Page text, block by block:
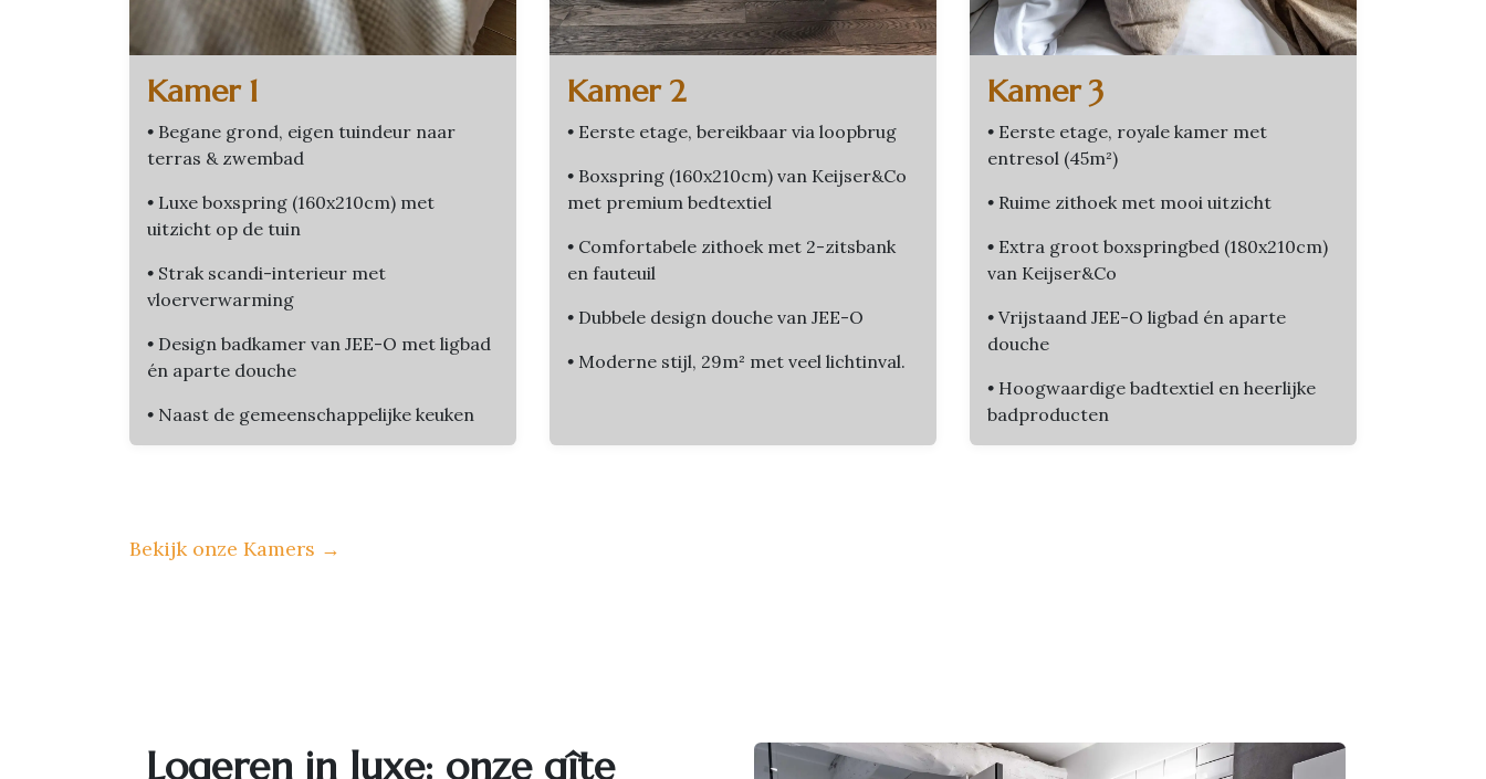
Kamer 1
• Begane grond, eigen tuindeur naar
terras & zwembad
• Luxe boxspring (160x210cm) met
uitzicht op de tuin
• Strak scandi-interieur met
vloerverwarming
• Design badkamer van JEE-O met ligbad
én aparte douche
• Naast de gemeenschappelijke keuken
Kamer 2
• Eerste etage, bereikbaar via loopbrug
• Boxspring (160x210cm) van Keijser&Co
met premium bedtextiel
• Comfortabele zithoek met 2-zitsbank
en fauteuil
• Dubbele design douche van JEE-O
• Moderne stijl, 29m² met veel lichtinval.
Kamer 3
• Eerste etage, royale kamer met
entresol (45m²)
• Ruime zithoek met mooi uitzicht
• Extra groot boxspringbed (180x210cm)
van Keijser&Co
• Vrijstaand JEE-O ligbad én aparte
douche
• Hoogwaardige badtextiel en heerlijke
badproducten
Bekijk onze Kamers →
Logeren in luxe: onze gîte